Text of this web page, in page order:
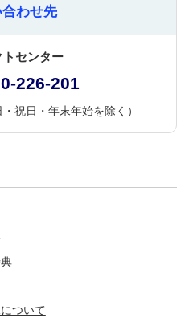
わせ先
トセンター
226-201
祝日・年末年始を除く）
ついて